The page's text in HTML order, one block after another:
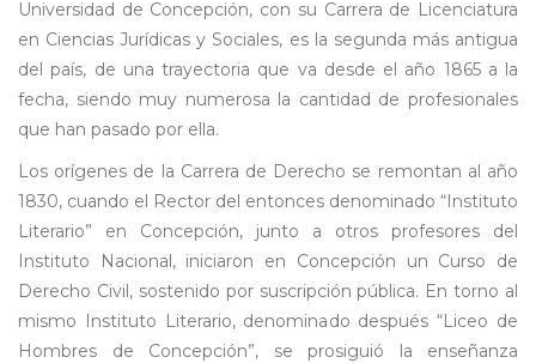
Universidad de Concepción, con su Carrera de Licenciatura
en Ciencias Jurídicas y Sociales, es la segunda más antigua
del país, de una trayectoria que va desde el año 1865 a la
fecha, siendo muy numerosa la cantidad de profesionales
que han pasado por ella.
Los orígenes de la Carrera de Derecho se remontan al año
1830, cuando el Rector del entonces denominado “Instituto
Literario” en Concepción, junto a otros profesores del
Instituto Nacional, iniciaron en Concepción un Curso de
Derecho Civil, sostenido por suscripción pública. En torno al
mismo Instituto Literario, denominado después “Liceo de
Hombres de Concepción”, se prosiguió la enseñanza